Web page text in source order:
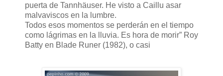
puerta de Tannhäuser. He visto a Caillu asar
malvaviscos en la lumbre.
Todos esos momentos se perderán en el tiempo
como lágrimas en la lluvia. Es hora de morir” Roy
Batty en Blade Runer (1982), o casi